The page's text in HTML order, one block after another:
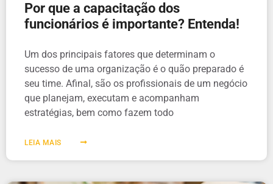
Por que a capacitação dos
funcionários é importante? Entenda!
Um dos principais fatores que determinam o
sucesso de uma organização é o quão preparado é
seu time. Afinal, são os profissionais de um negócio
que planejam, executam e acompanham
estratégias, bem como fazem todo
LEIA MAIS